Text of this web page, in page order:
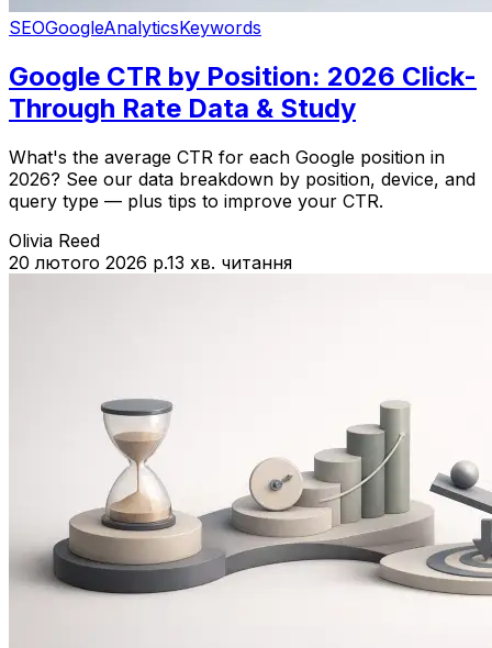
SEOGoogleAnalyticsKeywords
Google CTR by Position: 2026 Click-
Through Rate Data & Study
What's the average CTR for each Google position in
2026? See our data breakdown by position, device, and
query type — plus tips to improve your CTR.
Olivia Reed
20 лютого 2026 р.13 хв. читання